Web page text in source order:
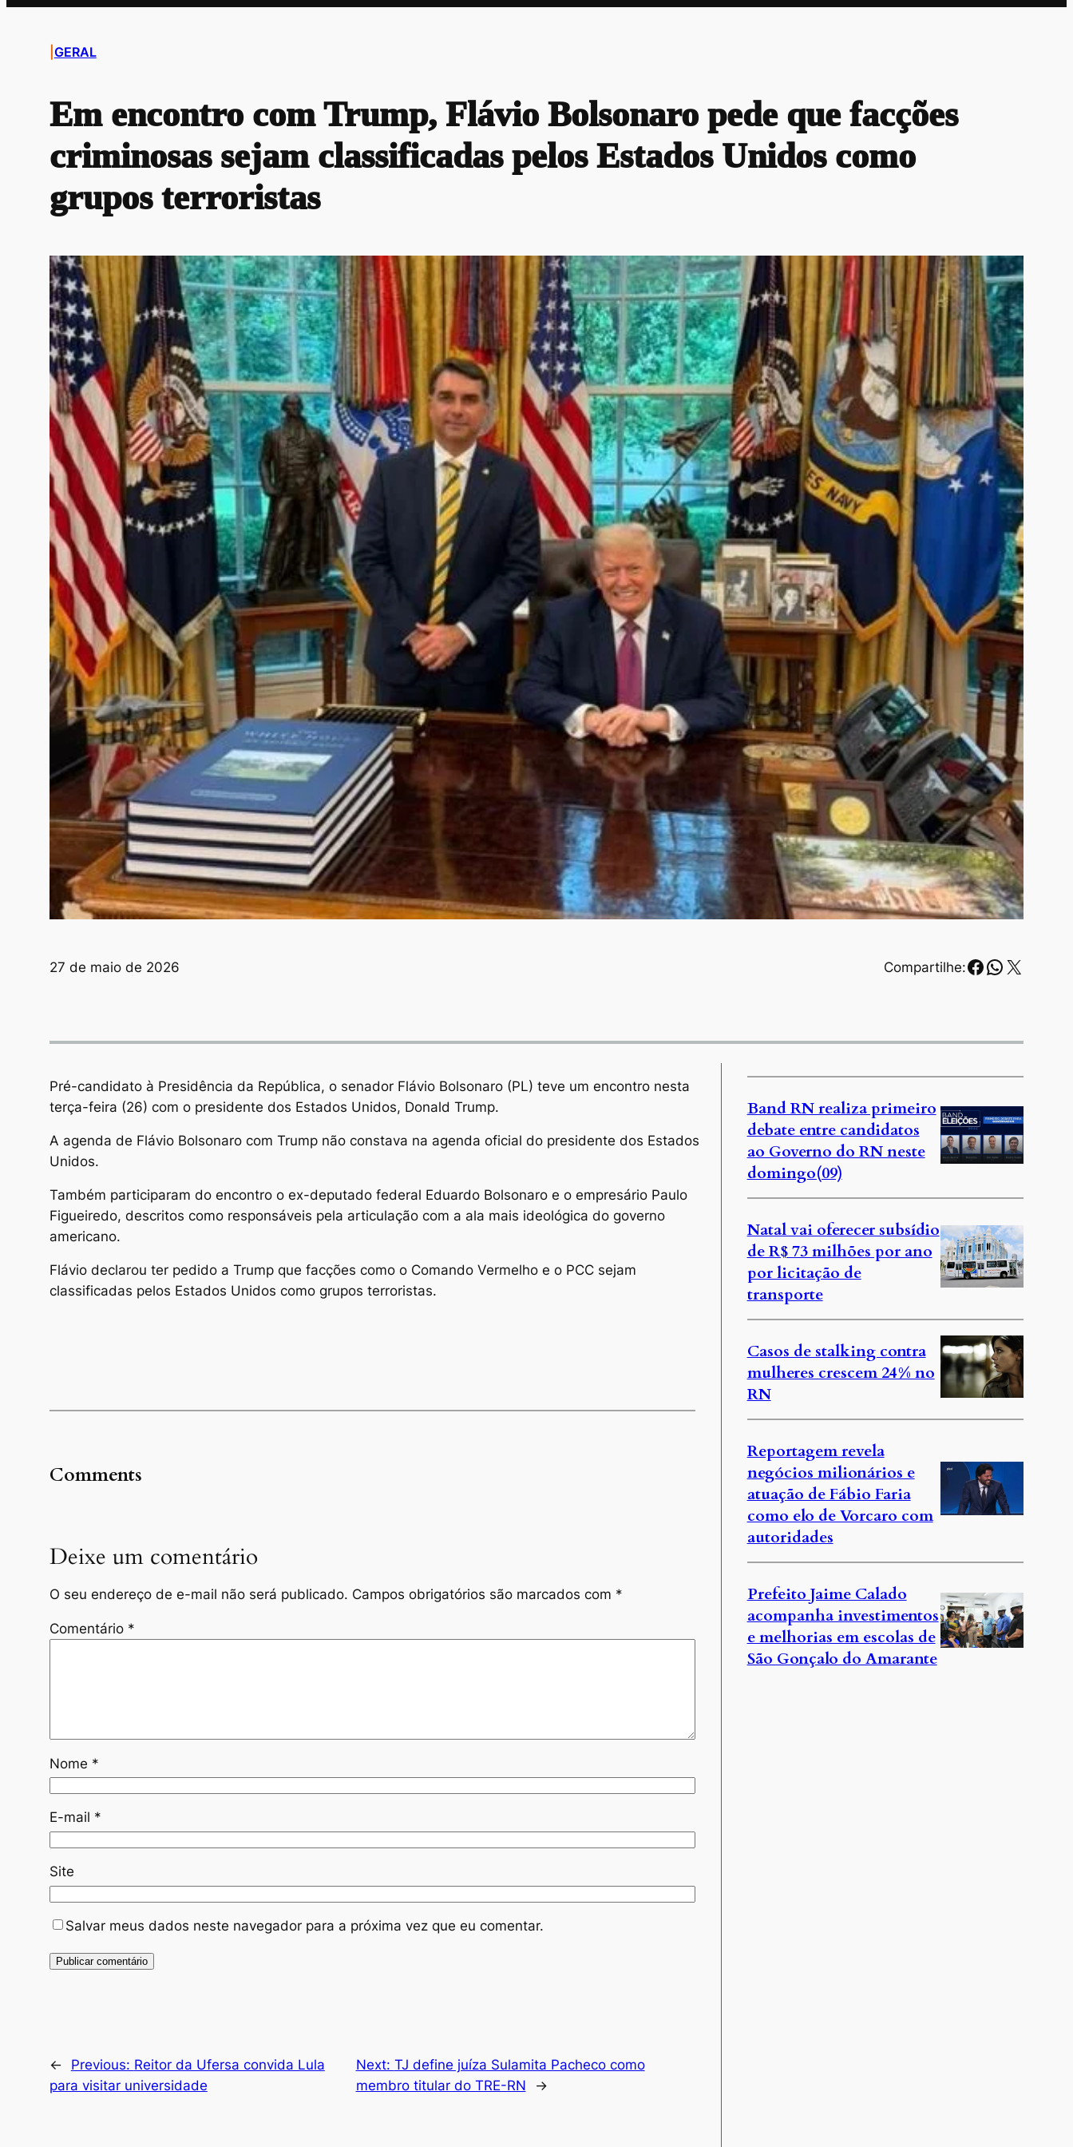
GERAL
Em encontro com Trump, Flávio Bolsonaro pede que facções
criminosas sejam classificadas pelos Estados Unidos como
grupos terroristas
27 de maio de 2026 Compartilhe:Facebook
X
Pré-candidato à Presidência da República, o senador Flávio Bolsonaro (PL) teve um encontro nesta
terça-feira (26) com o presidente dos Estados Unidos, Donald Trump.
A agenda de Flávio Bolsonaro com Trump não constava na agenda oficial do presidente dos Estados
Unidos.
Também participaram do encontro o ex-deputado federal Eduardo Bolsonaro e o empresário Paulo
Figueiredo, descritos como responsáveis pela articulação com a ala mais ideológica do governo
americano.
Flávio declarou ter pedido a Trump que facções como o Comando Vermelho e o PCC sejam
classificadas pelos Estados Unidos como grupos terroristas.
Comments
Deixe um comentário
O seu endereço de e-mail não será publicado. Campos obrigatórios são marcados com *
Comentário *
Nome *
E-mail *
Site
Salvar meus dados neste navegador para a próxima vez que eu comentar.
← Previous: Reitor da Ufersa convida Lula
para visitar universidade
Next: TJ define juíza Sulamita Pacheco como
membro titular do TRE-RN
→
Band RN realiza primeiro
debate entre candidatos
ao Governo do RN neste
domingo(09)
Natal vai oferecer subsídio
de R$ 73 milhões por ano
por licitação de
transporte
Casos de stalking contra
mulheres crescem 24% no
RN
Reportagem revela
negócios milionários e
atuação de Fábio Faria
como elo de Vorcaro com
autoridades
Prefeito Jaime Calado
acompanha investimentos
e melhorias em escolas de
São Gonçalo do Amarante